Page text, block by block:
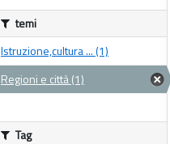
temi
Istruzione,cultura ... (1)
Regioni e città (1)
Tag